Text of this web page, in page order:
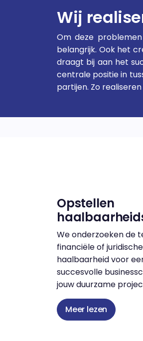
Wij
Om deze
belangrijk. Ook het
draagt bij aan het
centrale positie in
partijen. Zo
Opstellen
We onderzoeken de
financiële of juridische
haalbaarheid voor
succesvolle
jouw duurzame
Meer lezen